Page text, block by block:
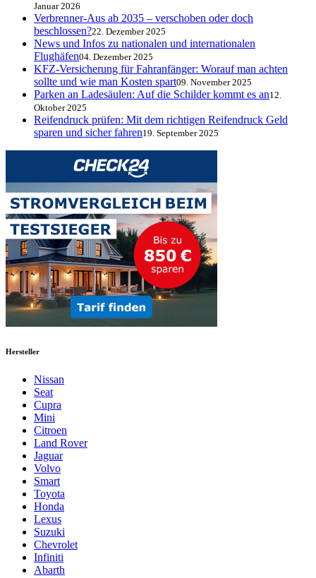
Januar 2026
Verbrenner-Aus ab 2035 – verschoben oder doch
beschlossen?22. Dezember 2025
News und Infos zu nationalen und internationalen
Flughäfen04. Dezember 2025
KFZ-Versicherung für Fahranfänger: Worauf man achten
sollte und wie man Kosten spart09. November 2025
Parken an Ladesäulen: Auf die Schilder kommt es an12.
Oktober 2025
Reifendruck prüfen: Mit dem richtigen Reifendruck Geld
sparen und sicher fahren19. September 2025
Hersteller
Nissan
Seat
Cupra
Mini
Citroen
Land Rover
Jaguar
Volvo
Smart
Toyota
Honda
Lexus
Suzuki
Chevrolet
Infiniti
Abarth